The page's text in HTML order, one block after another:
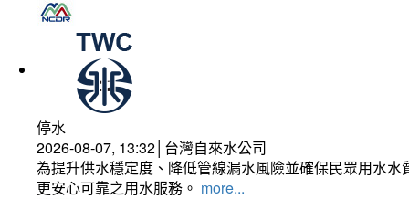
停水
2026-08-07, 13:32│台灣自來水公司
為提升供水穩定度、降低管線漏水風險並確保民眾用水
更安心可靠之用水服務。 more...